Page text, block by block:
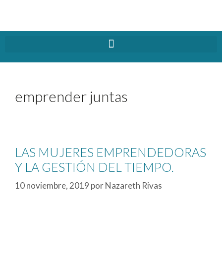
emprender juntas
LAS MUJERES EMPRENDEDORAS
Y LA GESTIÓN DEL TIEMPO.
10 noviembre, 2019 porNazareth Rivas